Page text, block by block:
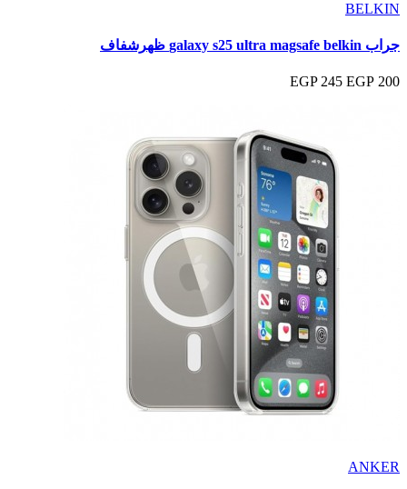
BELKIN
جراب galaxy s25 ultra magsafe belkin ظهرشفاف
200 EGP
245 EGP
ANKER